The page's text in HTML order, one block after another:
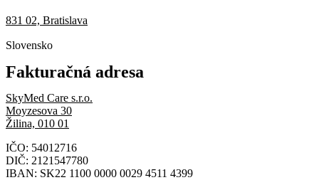
831 02, Bratislava
Slovensko
Fakturačná adresa
SkyMed Care s.r.o.
Moyzesova 30
Žilina, 010 01
IČO: 54012716
DIČ: 2121547780
IBAN: SK22 1100 0000 0029 4511 4399